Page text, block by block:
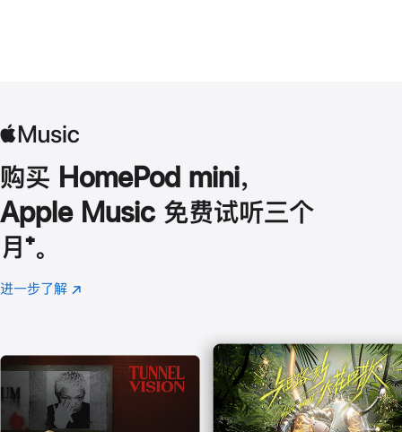
购买 HomePod mini，
Apple Music 免费试听三个
月 脚
注
⁺。
进一步了解 Apple
(在
口
中
打
开)